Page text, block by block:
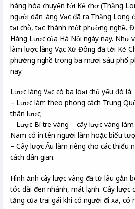
hàng hóa chuyển tới Kẻ chợ (Thăng
người dân làng Vạc đã ra Thăng Long
tại chỗ, tạo thành một phường nghề.
Hàng Lược của Hà Nội ngày nay. Như
làm lược làng Vạc Xứ Đông đã tới Kẻ
phường nghề trong ba mươi sáu phố
nay.
Lược làng Vạc có ba loại chủ yếu đó là:
– Lược làm theo phong cách Trung
thân lược;
– Lược Bí tre vàng – cây lược vàng
Nam có in tên người làm hoặc biểu
– Cây lược Ấu làm riêng cho các thiếu
cách dân gian.
Hình ảnh cây lược vàng đã từ lâu gắn
tóc dài đen nhánh, mát lạnh. Cây lược
tăng của trai gái khi có người đi xa, có